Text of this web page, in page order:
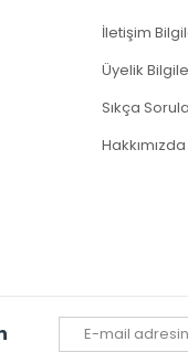
İletişim
Üyelik
Sıkça
Hakkımızda